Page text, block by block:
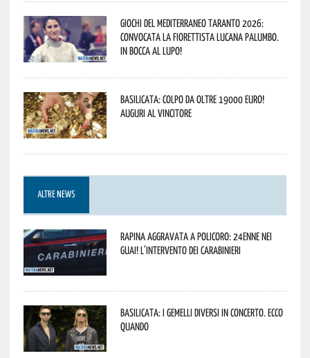
Giochi del Mediterraneo Taranto 2026:
convocata la fiorettista lucana Palumbo.
In bocca al lupo!
Basilicata: colpo da oltre 19000 Euro!
Auguri al vincitore
ALTRE NEWS
Rapina aggravata a Policoro: 24enne nei
guai! L’intervento dei Carabinieri
Basilicata: i Gemelli DiVersi in concerto. Ecco
quando